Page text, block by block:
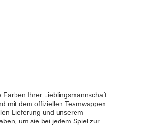
Farben Ihrer Lieblingsmannschaft
mit dem offiziellen Teamwappen
Lieferung und unserem
um sie bei jedem Spiel zur